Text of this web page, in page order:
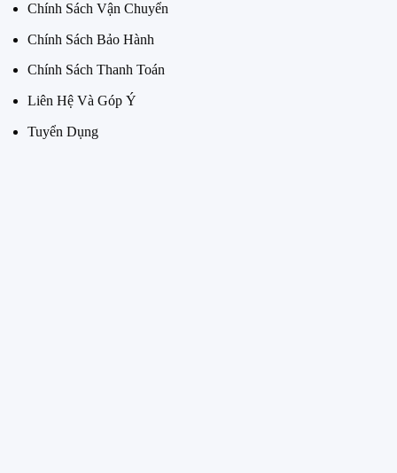
Chính Sách Vận Chuyển
Chính Sách Bảo Hành
Chính Sách Thanh Toán
Liên Hệ Và Góp Ý
Tuyển Dụng